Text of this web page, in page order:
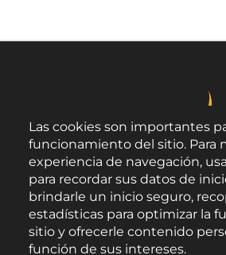
Las cookies son importantes
funcionamiento del sitio. Para
experiencia de navegación,
para recordar sus datos de
brindarle un inicio seguro,
estadísticas para optimizar la
sitio y ofrecerle contenido
función de sus intereses.